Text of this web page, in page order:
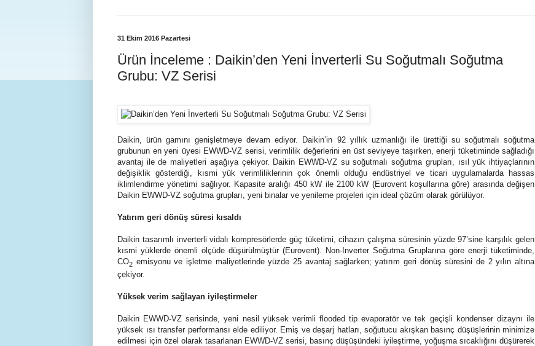
31 Ekim 2016 Pazartesi
Ürün İnceleme : Daikin’den Yeni İnverterli Su Soğutmalı Soğutma
Grubu: VZ Serisi
Daikin, ürün gamını genişletmeye devam ediyor. Daikin’in 92 yıllık uzmanlığı ile ürettiği su soğutmalı soğutma
grubunun en yeni üyesi EWWD-VZ serisi, verimlilik değerlerini en üst seviyeye taşırken, enerji tüketiminde sağladığı
avantaj ile de maliyetleri aşağıya çekiyor. Daikin EWWD-VZ su soğutmalı soğutma grupları, ısıl yük ihtiyaçlarının
değişiklik gösterdiği, kısmi yük verimliliklerinin çok önemli olduğu endüstriyel ve ticari uygulamalarda hassas
iklimlendirme yönetimi sağlıyor. Kapasite aralığı 450 kW ile 2100 kW (Eurovent koşullarına göre) arasında değişen
Daikin EWWD-VZ soğutma grupları, yeni binalar ve yenileme projeleri için ideal çözüm olarak görülüyor.
Yatırım geri dönüş süresi kısaldı
Daikin tasarımlı inverterli vidalı kompresörlerde güç tüketimi, cihazın çalışma süresinin yüzde 97’sine karşılık gelen
kısmi yüklerde önemli ölçüde düşürülmüştür (Eurovent). Non-Inverter Soğutma Gruplarına göre enerji tüketiminde,
CO2 emisyonu ve işletme maliyetlerinde yüzde 25 avantaj sağlarken; yatırım geri dönüş süresini de 2 yılın altına
çekiyor.
Yüksek verim sağlayan iyileştirmeler
Daikin EWWD-VZ serisinde, yeni nesil yüksek verimli flooded tip evaporatör ve tek geçişli kondenser dizaynı ile
yüksek ısı transfer performansı elde ediliyor. Emiş ve deşarj hatları, soğutucu akışkan basınç düşüşlerinin minimize
edilmesi için özel olarak tasarlanan EWWD-VZ serisi, basınç düşüşündeki iyileştirme, yoğuşma sıcaklığını düşürerek